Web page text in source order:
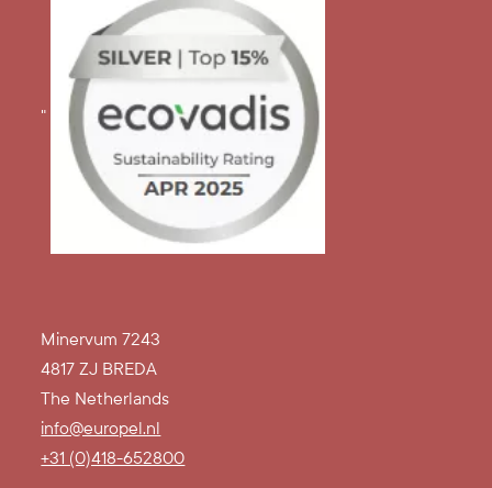
"
Minervum 7243
4817 ZJ BREDA
The Netherlands
info@europel.nl
+31 (0)418-652800